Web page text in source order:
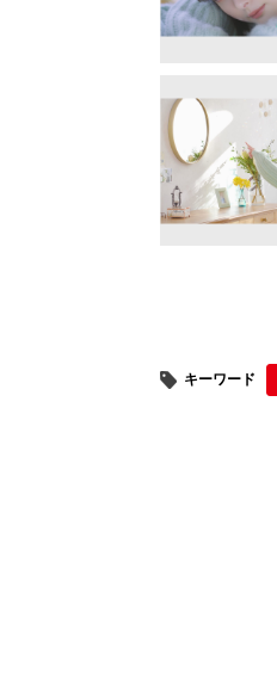
キーワード